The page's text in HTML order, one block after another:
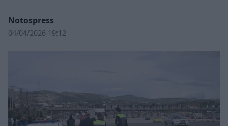
Notospress
04/04/2026 19:12